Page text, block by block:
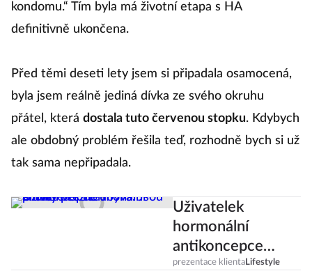
kondomu.“ Tím byla má životní etapa s HA
definitivně ukončena.
Před těmi deseti lety jsem si připadala osamocená,
byla jsem reálně jediná dívka ze svého okruhu
přátel, která dostala tuto červenou stopku. Kdybych
ale obdobný problém řešila teď, rozhodně bych si už
tak sama nepřipadala.
Uživatelek
hormonální
antikoncepce
ubývá. Jsou pilulky
prezentace klientaLifestyle